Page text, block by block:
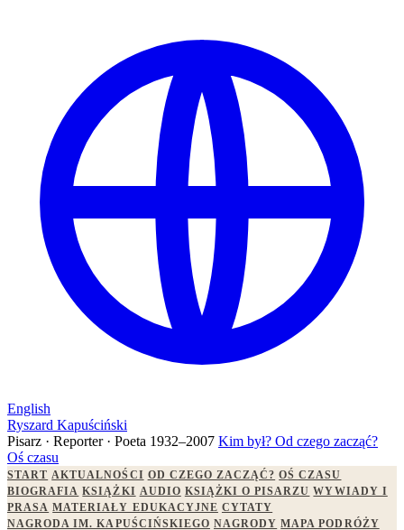
English
Ryszard Kapuściński
Pisarz · Reporter · Poeta 1932–2007 Kim był? Od czego zacząć?
Oś czasu
START AKTUALNOŚCI OD CZEGO ZACZĄĆ? OŚ CZASU
BIOGRAFIA KSIĄŻKI AUDIO KSIĄŻKI O PISARZU WYWIADY I
PRASA MATERIAŁY EDUKACYJNE CYTATY
NAGRODA IM. KAPUŚCIŃSKIEGO NAGRODY MAPA PODRÓŻY